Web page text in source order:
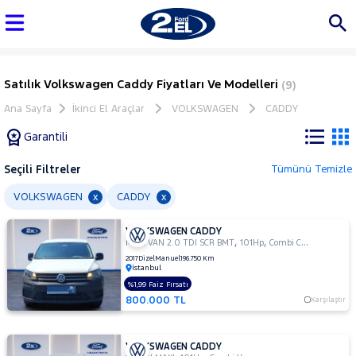
Satılık Volkswagen Caddy Fiyatları Ve Modelleri (9)
Ana Sayfa İkinci El Araçlar VOLKSWAGEN CADDY
Garantili
Tüm
Araçlar
AUDI
BMC
BMW
BYD
Seçili Filtreler Tümünü Temizle
VOLKSWAGEN x CADDY x
VOLKSWAGEN CADDY
MAXI VAN 2.0 TDI SCR BMT,101Hp,Combi Camlı
2017DizelManuel196.750 Km
İstanbul
800.000 TL Karşılaştır
%1,99 Faiz Fırsatı
VOLKSWAGEN CADDY